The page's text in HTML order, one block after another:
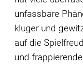
unfassbare
kluger und
auf die
und